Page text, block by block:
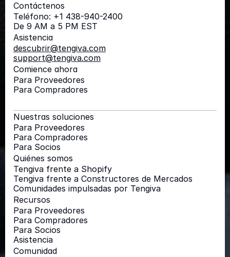
Contáctenos
Teléfono: +1 438-940-2400
De 9 AM a 5 PM EST
Asistencia
descubrir@tengiva.com
support@tengiva.com
Comience ahora
Para Proveedores
Para Compradores
Nuestras soluciones
Para Proveedores
Para Compradores
Para Socios
Quiénes somos
Tengiva frente a Shopify
Tengiva frente a Constructores de Mercados
Comunidades impulsadas por Tengiva
Recursos
Para Proveedores
Para Compradores
Para Socios
Asistencia
Comunidad